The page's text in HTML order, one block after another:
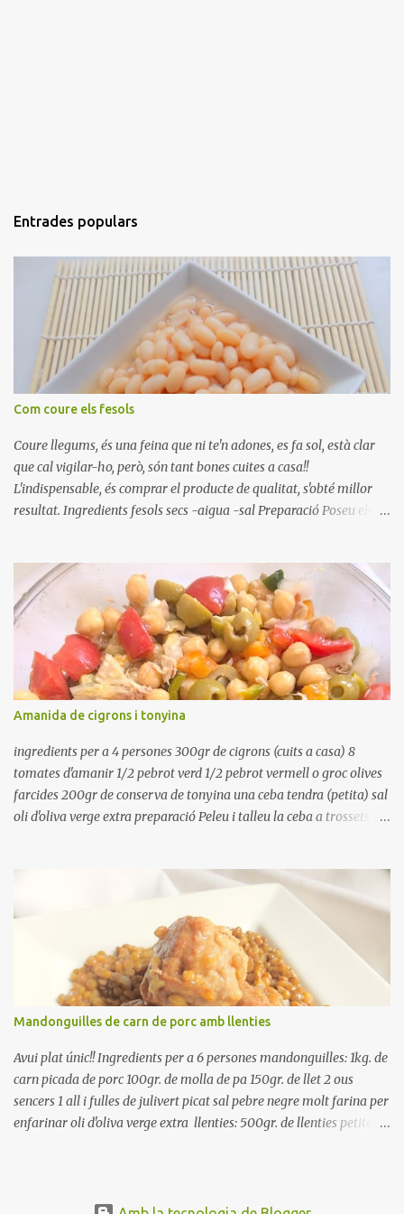
Entrades populars
Com coure els fesols
Coure llegums, és una feina que ni te'n adones, es fa sol, està clar
que cal vigilar-ho, però, són tant bones cuites a casa!!
L'indispensable, és comprar el producte de qualitat, s'obté millor
resultat. Ingredients fesols secs -aigua -sal Preparació Poseu els
quan arrenca el bull, canvieu l'aigua bullint, per aigua freda,
repetiu dues o tres vegades, abaixeu el foc i atureu la ebullició, dues
o tres vegades afegint aigua freda, han de coure a foc baix, quasi
be, sense bullir i sempre sempre, amb l'olla tapada, entre 1 hora i 1
hora i mitja. Saleu 10 minuts abans de retirar del foc. Heu de veure
vosaltres el moment en que ja estan cuites. Anotacions Deixeu
refredar en la mateixa olla. El caldo de coure els fesols, es pot
utilitzar per una crema o sopa. Ingredientes judias -agua -sal
Preparación Ponga las judías a r...
Amanida de cigrons i tonyina
ingredients per a 4 persones 300gr de cigrons (cuits a casa) 8
tomates d'amanir 1/2 pebrot verd 1/2 pebrot vermell o groc olives
farcides 200gr de conserva de tonyina una ceba tendra (petita) sal
oli d'oliva verge extra preparació Peleu i talleu la ceba a trossets i
Renteu les tomates i talleu-les a octaus. Talleu les olives a
rodanxes. Una hora abans de portar a la taula, poseu els cigrons,
ben escorreguts, en un bol, amb la resta d'ingredients: les tomates,
el pebrot, la ceba, (escorreguda), les olives i la tonyina esmicolada.
Amaniu amb sal i oli... bon profit!!
Mandonguilles de carn de porc amb llenties
Avui plat únic!! Ingredients per a 6 persones mandonguilles: 1kg. de
carn picada de porc 100gr. de molla de pa 150gr. de llet 2 ous
sencers 1 all i fulles de julivert picat sal pebre negre molt farina per
enfarinar oli d'oliva verge extra llenties: 500gr. de llenties petites
entre 40 i 50 minuts. Poseu la carn picada en un bol i barregeu-la